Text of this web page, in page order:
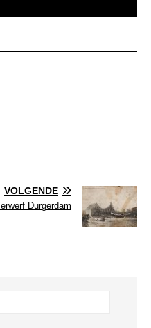
VOLGENDE
Durgerdam